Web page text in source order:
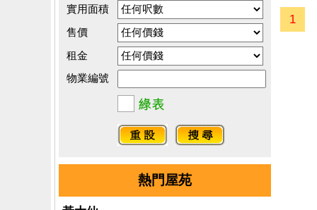
實用面積
售價
租金
物業編號
熱門屋苑
1